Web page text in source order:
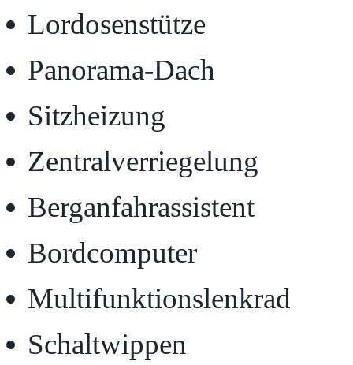
Lordosenstütze
Panorama-Dach
Sitzheizung
Zentralverriegelung
Berganfahrassistent
Bordcomputer
Multifunktionslenkrad
Schaltwippen